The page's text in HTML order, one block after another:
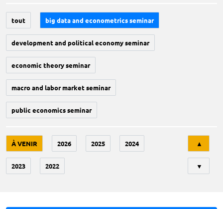
tout big data and econometrics seminar
development and political economy seminar
economic theory seminar
macro and labor market seminar
public economics seminar
À VENIR 2026 2025 2024
2023 2022
▲
▼